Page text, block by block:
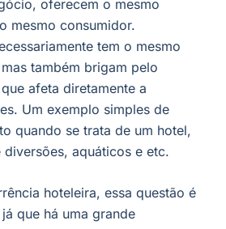
oferecem o mesmo
mesmo consumidor.
tem o mesmo
também brigam pelo
afeta diretamente a
Um exemplo simples de
quando se trata de um hotel,
diversões, aquáticos e etc.
hoteleira, essa questão é
que há uma grande